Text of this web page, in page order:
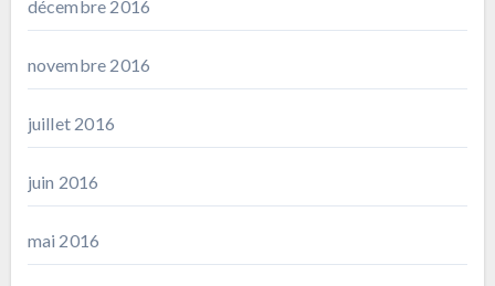
décembre 2016
novembre 2016
juillet 2016
juin 2016
mai 2016